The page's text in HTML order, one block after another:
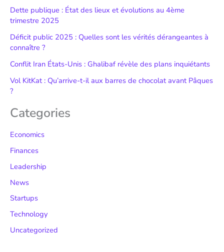
Dette publique : État des lieux et évolutions au 4ème
trimestre 2025
Déficit public 2025 : Quelles sont les vérités dérangeantes à
connaître ?
Conflit Iran États-Unis : Ghalibaf révèle des plans inquiétants
Vol KitKat : Qu’arrive-t-il aux barres de chocolat avant Pâques
?
Categories
Economics
Finances
Leadership
News
Startups
Technology
Uncategorized